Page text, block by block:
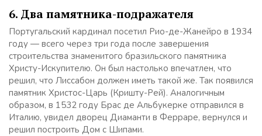
6. Два памятника-подражателя
Португальский кардинал посетил Рио-де-Жанейро в 1934
году — всего через три года после завершения
строительства знаменитого бразильского памятника
Христу-Искупителю. Он был настолько впечатлен, что
решил, что Лиссабон должен иметь такой же. Так появился
памятник Христос-Царь (Кришту-Рей). Аналогичным
образом, в 1532 году Брас де Альбукерке отправился в
Италию, увидел дворец Диаманти в Ферраре, вернулся и
решил построить Дом с Шипами.